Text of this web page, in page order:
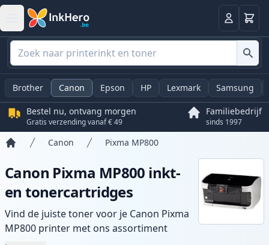
Log in
Brother Canon Epson HP Lexmark Samsung
Bestel nu, ontvang morgen
Gratis verzending vanaf € 49
Familiebedrijf
sinds 1997
Canon Pixma MP800
Canon Pixma MP800 inkt-
en tonercartridges
Vind de juiste toner voor je Canon Pixma
MP800 printer met ons assortiment